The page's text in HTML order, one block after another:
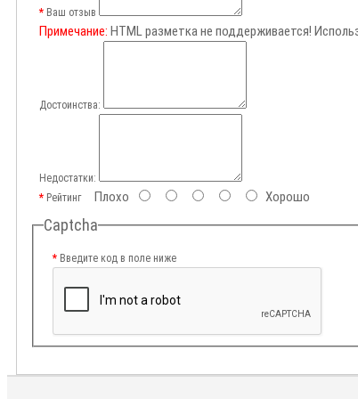
Ваш отзыв
Примечание: HTML разметка не поддерживается!
Достоинства:
Недостатки:
РейтингПлохо Хорошо
Captcha
Введите код в поле ниже